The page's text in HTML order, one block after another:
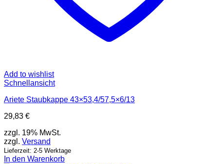
Add to wishlist
Schnellansicht
Ariete Staubkappe 43×53,4/57,5×6/13
29,83 €
zzgl. 19% MwSt.
zzgl. Versand
Lieferzeit: 2-5 Werktage
In den Warenkorb